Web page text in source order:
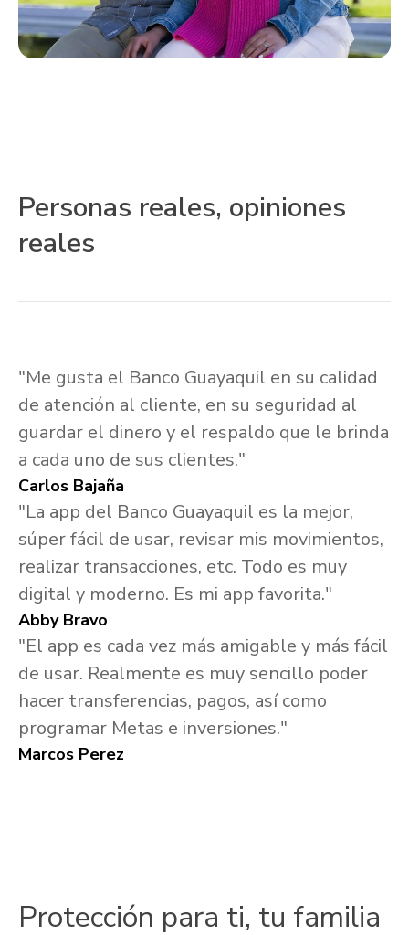
Personas reales, opiniones
reales
"Me gusta el Banco Guayaquil en su calidad
de atención al cliente, en su seguridad al
guardar el dinero y el respaldo que le brinda
a cada uno de sus clientes."
Carlos Bajaña
"La app del Banco Guayaquil es la mejor,
súper fácil de usar, revisar mis movimientos,
realizar transacciones, etc. Todo es muy
digital y moderno. Es mi app favorita."
Abby Bravo
"El app es cada vez más amigable y más fácil
de usar. Realmente es muy sencillo poder
hacer transferencias, pagos, así como
programar Metas e inversiones."
Marcos Perez
Protección para ti, tu familia